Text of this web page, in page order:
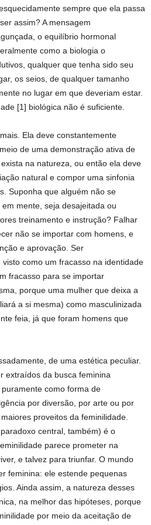
sempre que ela passa
assim? A mensagem
o equilíbrio hormonal
como a biologia o
qualquer que tenha sido seu
os seios, de qualquer tamanho
no lugar em que deveriam estar.
[1] biológica não é suficiente.
Ela deve constantemente
de uma demonstração ativa de
na natureza, ou então ela deve
natural e compor uma sinfonia
Suponha que alguém não se
mente, seja desajeitada ou
treinamento e instrução? Falhar
não se importar com homens, e
e aprovação. Ser
como um fracasso na identidade
fracasso para se importar
porque uma mulher que deixa a
a si mesma) como masculinizada
feia, já que foram homens que
de uma estética peculiar.
extraídos da busca feminina
como forma de
por diversão, por arte ou por
proveitos da feminilidade.
central, também) é o
parece prometer na
e talvez para triunfar. O mundo
feminina: ele estende pequenas
Ainda assim, a natureza desses
na melhor das hipóteses, porque
por meio da aceitação de